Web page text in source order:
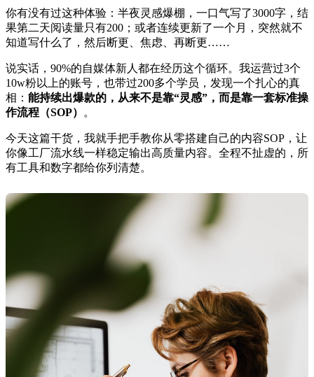
你有没有过这种体验：半夜灵感爆棚，一口气写了3000字，结
果第二天阅读量只有200；或者连续更新了一个月，突然就不
知道写什么了，然后断更、焦虑、再断更……
说实话，90%的自媒体新人都在经历这个循环。我运营过3个
10w粉以上的账号，也带过200多个学员，发现一个扎心的真
相： 能持续出爆款的，从来不是靠“灵感”，而是靠一套标准操
作流程（SOP）
。
今天这篇干货，我就手把手教你从零搭建自己的内容SOP，让
你像工厂流水线一样稳定输出高质量内容。全程不扯虚的，所
有工具和数字都给你列清楚。